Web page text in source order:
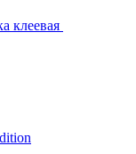
клеевая